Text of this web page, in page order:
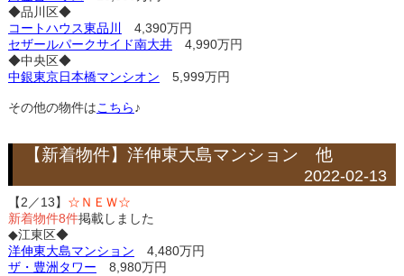
◆品川区◆
コートハウス東品川
4,390万円
セザールパークサイド南大井4,990万円
◆中央区◆
中銀東京日本橋マンシオン 5,999万円
その他の物件はこちら♪
【新着物件】洋伸東大島マンション 他
2022-02-13
【2／13】 ☆ＮＥＷ☆
新着物件8件掲載しました
◆江東区◆
洋伸東大島マンション 4,480万円
ザ・豊洲タワー 8,980万円